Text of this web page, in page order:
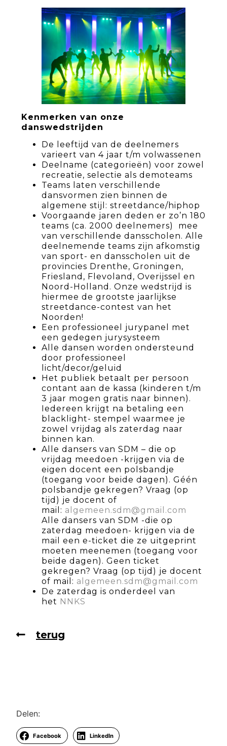
terug
Delen:
Facebook LinkedIn
Kenmerken van onze
danswedstrijden
De leeftijd van de deelnemers
varieert van 4 jaar t/m volwassenen
Deelname (categorieën) voor zowel
recreatie, selectie als demoteams
Teams laten verschillende
dansvormen zien binnen de
algemene stijl: streetdance/hiphop
Voorgaande jaren deden er zo’n 180
teams (ca. 2000 deelnemers) mee
van verschillende dansscholen. Alle
deelnemende teams zijn afkomstig
van sport- en dansscholen uit de
provincies Drenthe, Groningen,
Friesland, Flevoland, Overijssel en
Noord-Holland. Onze wedstrijd is
hiermee de grootste jaarlijkse
streetdance-contest van het
Noorden!
Een professioneel jurypanel met
een gedegen jurysysteem
Alle dansen worden ondersteund
door professioneel
licht/decor/geluid
Het publiek betaalt per persoon
contant aan de kassa (kinderen t/m
3 jaar mogen gratis naar binnen).
Iedereen krijgt na betaling een
blacklight- stempel waarmee je
zowel vrijdag als zaterdag naar
binnen kan.
Alle dansers van SDM – die op
vrijdag meedoen -krijgen via de
eigen docent een polsbandje
(toegang voor beide dagen). Géén
polsbandje gekregen? Vraag (op
tijd) je docent of
mail: algemeen.sdm@gmail.com
Alle dansers van SDM -die op
zaterdag meedoen- krijgen via de
mail een e-ticket die ze uitgeprint
moeten meenemen (toegang voor
beide dagen). Geen ticket
gekregen? Vraag (op tijd) je docent
of mail: algemeen.sdm@gmail.com
De zaterdag is onderdeel van
het NNKS